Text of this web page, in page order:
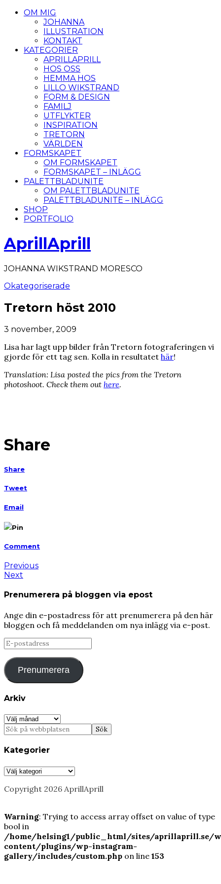
OM MIG
JOHANNA
ILLUSTRATION
KONTAKT
KATEGORIER
APRILLAPRILL
HOS OSS
HEMMA HOS
LILLO WIKSTRAND
FORM & DESIGN
FAMILJ
UTFLYKTER
INSPIRATION
TRETORN
VÄRLDEN
FORMSKAPET
OM FORMSKAPET
FORMSKAPET – INLÄGG
PALETTBLADUNITE
OM PALETTBLADUNITE
PALETTBLADUNITE – INLÄGG
SHOP
PORTFOLIO
AprillAprill
JOHANNA WIKSTRAND MORESCO
Okategoriserade
Tretorn höst 2010
3 november, 2009
Lisa har lagt upp bilder från Tretorn fotograferingen vi
gjorde för ett tag sen. Kolla in resultatet här!
Translation: Lisa posted the pics from the Tretorn
photoshoot. Check them out here.
Share
Share
Tweet
Email
Pin
Comment
Previous
Next
Prenumerera på bloggen via epost
Ange din e-postadress för att prenumerera på den här
bloggen och få meddelanden om nya inlägg via e-post.
E-
postadress
Prenumerera
Arkiv
Arkiv
Kategorier
Kategorier
Copyright 2026 AprillAprill
Warning: Trying to access array offset on value of type
bool in
/home/helsing1/public_html/sites/aprillaprill.se/
content/plugins/wp-instagram-
gallery/includes/custom.php on line 153